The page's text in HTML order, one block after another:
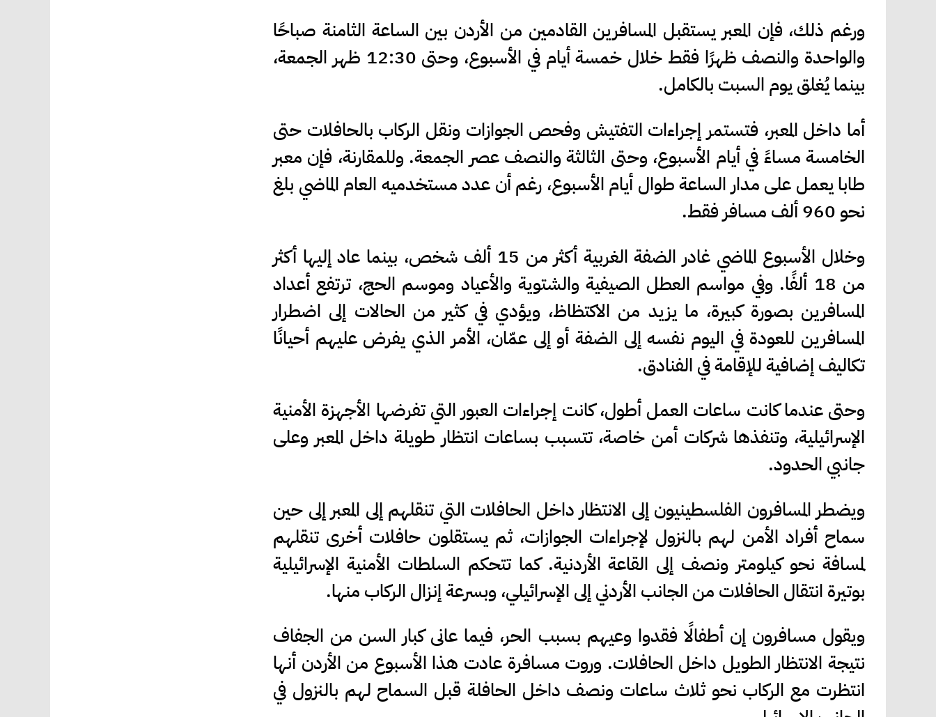
ورغم ذلك، فإن المعبر يستقبل المسافرين القادمين من الأردن بين الساعة الثامنة صباحًا
والواحدة والنصف ظهرًا فقط خلال خمسة أيام في الأسبوع، وحتى 12:30 ظهر الجمعة،
بينما يُغلق يوم السبت بالكامل.
أما داخل المعبر، فتستمر إجراءات التفتيش وفحص الجوازات ونقل الركاب بالحافلات حتى
الخامسة مساءً في أيام الأسبوع، وحتى الثالثة والنصف عصر الجمعة. وللمقارنة، فإن معبر
طابا يعمل على مدار الساعة طوال أيام الأسبوع، رغم أن عدد مستخدميه العام الماضي بلغ
نحو 960 ألف مسافر فقط.
وخلال الأسبوع الماضي غادر الضفة الغربية أكثر من 15 ألف شخص، بينما عاد إليها أكثر
من 18 ألفًا. وفي مواسم العطل الصيفية والشتوية والأعياد وموسم الحج، ترتفع أعداد
المسافرين بصورة كبيرة، ما يزيد من الاكتظاظ، ويؤدي في كثير من الحالات إلى اضطرار
المسافرين للعودة في اليوم نفسه إلى الضفة أو إلى عمّان، الأمر الذي يفرض عليهم أحيانًا
تكاليف إضافية للإقامة في الفنادق.
وحتى عندما كانت ساعات العمل أطول، كانت إجراءات العبور التي تفرضها الأجهزة الأمنية
الإسرائيلية، وتنفذها شركات أمن خاصة، تتسبب بساعات انتظار طويلة داخل المعبر وعلى
جانبي الحدود.
ويضطر المسافرون الفلسطينيون إلى الانتظار داخل الحافلات التي تنقلهم إلى المعبر إلى حين
سماح أفراد الأمن لهم بالنزول لإجراءات الجوازات، ثم يستقلون حافلات أخرى تنقلهم
لمسافة نحو كيلومتر ونصف إلى القاعة الأردنية. كما تتحكم السلطات الأمنية الإسرائيلية
بوتيرة انتقال الحافلات من الجانب الأردني إلى الإسرائيلي، وبسرعة إنزال الركاب منها.
ويقول مسافرون إن أطفالًا فقدوا وعيهم بسبب الحر، فيما عانى كبار السن من الجفاف
نتيجة الانتظار الطويل داخل الحافلات. وروت مسافرة عادت هذا الأسبوع من الأردن أنها
انتظرت مع الركاب نحو ثلاث ساعات ونصف داخل الحافلة قبل السماح لهم بالنزول في